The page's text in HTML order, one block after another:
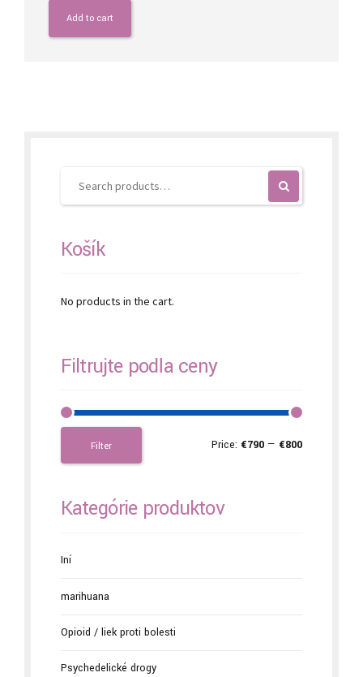
Add to cart
Košík
No products in the cart.
Filtrujte podľa ceny
Filter Price: €790 — €800
Kategórie produktov
Iní
marihuana
Opioid / liek proti bolesti
Psychedelické drogy